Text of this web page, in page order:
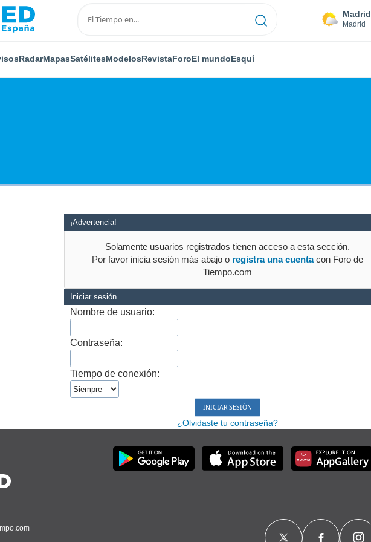
Madrid
Madrid
RadarMapasSatélitesModelosRevistaForoEl mundoEsquí
¡Advertencia!
Solamente usuarios registrados tienen acceso a esta sección.
Por favor inicia sesión más abajo o registra una cuentacon Foro de
Tiempo.com
Iniciar sesión
Nombre de usuario:
Contraseña:
Tiempo de conexión:
¿Olvidaste tu contraseña?